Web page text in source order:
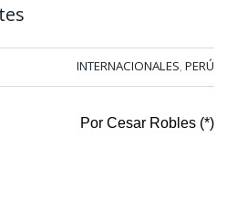
INTERNACIONALES, PERÚ
Por Cesar Robles (*)